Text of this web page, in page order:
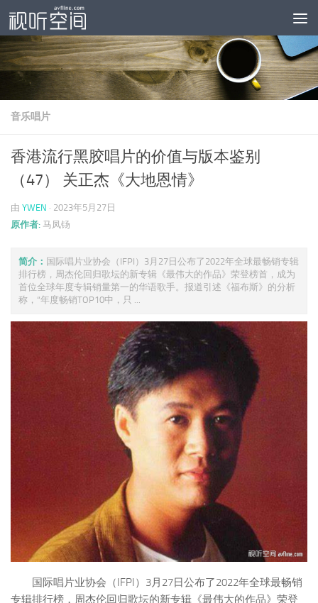
跳至内容
音乐唱片
香港流行黑胶唱片的价值与版本鉴别
（47） 关正杰《大地恩情》
由 YWEN · 2023年5月27日
原作者: 马凤钖
简介： 国际唱片业协会（IFPI）3月27日公布了2022年全球最畅销专辑
排行榜，周杰伦回归歌坛的新专辑《最伟大的作品》荣登榜首，成为
首位全球年度专辑销量第一的华语歌手。报道引述《福布斯》的分析
称，“年度畅销TOP10中，只 ...
国际唱片业协会（IFPI）3月27日公布了2022年全球最畅销
专辑排行榜，周杰伦回归歌坛的新专辑《最伟大的作品》荣登